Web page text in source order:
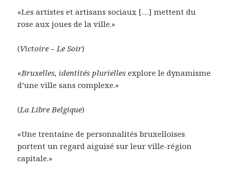
«Les artistes et artisans sociaux […] mettent du
rose aux joues de la ville.»
(Victoire –Le Soir)
«Bruxelles, identités plurielles explore le dynamisme
d’une ville sans complexe.»
(La Libre Belgique)
«Une trentaine de personnalités bruxelloises
portent un regard aiguisé sur leur ville-région
capitale.»